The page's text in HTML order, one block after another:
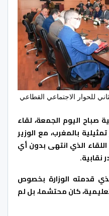
للحوار الاجتماعي القطاعي
صباح اليوم الجمعة، لقاء
بالمغرب، مع الوزير
الذي انتهى بدون أي
قدمته الوزارة بخصوص
كان محتشما، بل لم